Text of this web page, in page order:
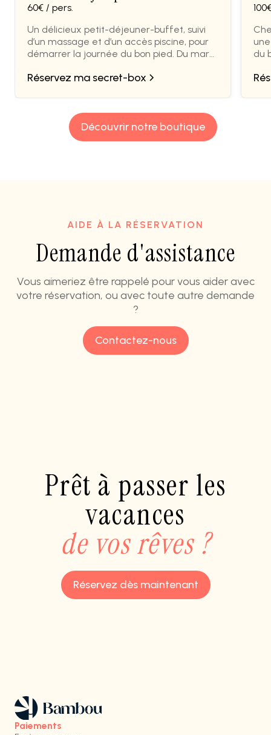
60€ / pers.
Un délicieux petit-déjeuner-buffet, suivi
d’un massage et d’un accès piscine, pour
démarrer la journée du bon pied. Du mardi
Réservez ma secret-box
du
Découvrir notre boutique
AIDE À LA RÉSERVATION
Demande d'assistance
Vous aimeriez être rappelé pour vous aider avec
votre réservation, ou avec toute autre demande
?
Contactez-nous
Prêt à passer les
vacances
de vos rêves ?
Réservez dès maintenant
Paiements